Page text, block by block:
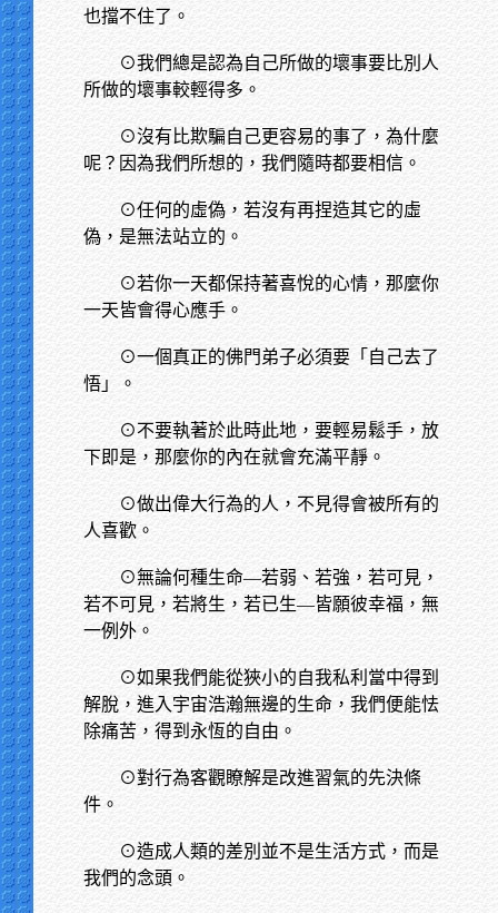
也擋不住了。
⊙我們總是認為自己所做的壞事要比別人
所做的壞事較輕得多。
⊙沒有比欺騙自己更容易的事了，為什麼
呢？因為我們所想的，我們隨時都要相信。
⊙任何的虛偽，若沒有再捏造其它的虛
偽，是無法站立的。
⊙若你一天都保持著喜悅的心情，那麼你
一天皆會得心應手。
⊙一個真正的佛門弟子必須要「自己去了
悟」。
⊙不要執著於此時此地，要輕易鬆手，放
下即是，那麼你的內在就會充滿平靜。
⊙做出偉大行為的人，不見得會被所有的
人喜歡。
⊙無論何種生命—若弱、若強，若可見，
若不可見，若將生，若已生—皆願彼幸福，無
一例外。
⊙如果我們能從狹小的自我私利當中得到
解脫，進入宇宙浩瀚無邊的生命，我們便能怯
除痛苦，得到永恆的自由。
⊙對行為客觀瞭解是改進習氣的先決條
件。
⊙造成人類的差別並不是生活方式，而是
我們的念頭。